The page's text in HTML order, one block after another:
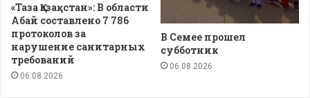
«Таза Қазақстан»: В области
Абай составлено 7 786
протоколов за
нарушение санитарных
требований
06.08.2026
В Семее прошел
субботник
06.08.2026